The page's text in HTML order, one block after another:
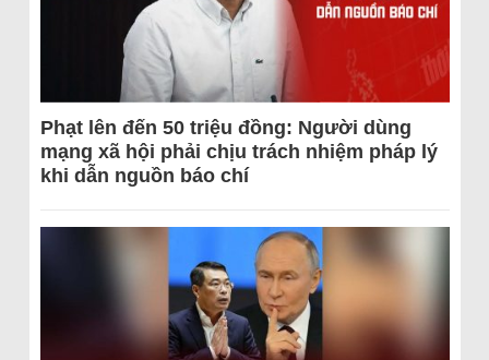
Phạt lên đến 50 triệu đồng: Người dùng
mạng xã hội phải chịu trách nhiệm pháp lý
khi dẫn nguồn báo chí